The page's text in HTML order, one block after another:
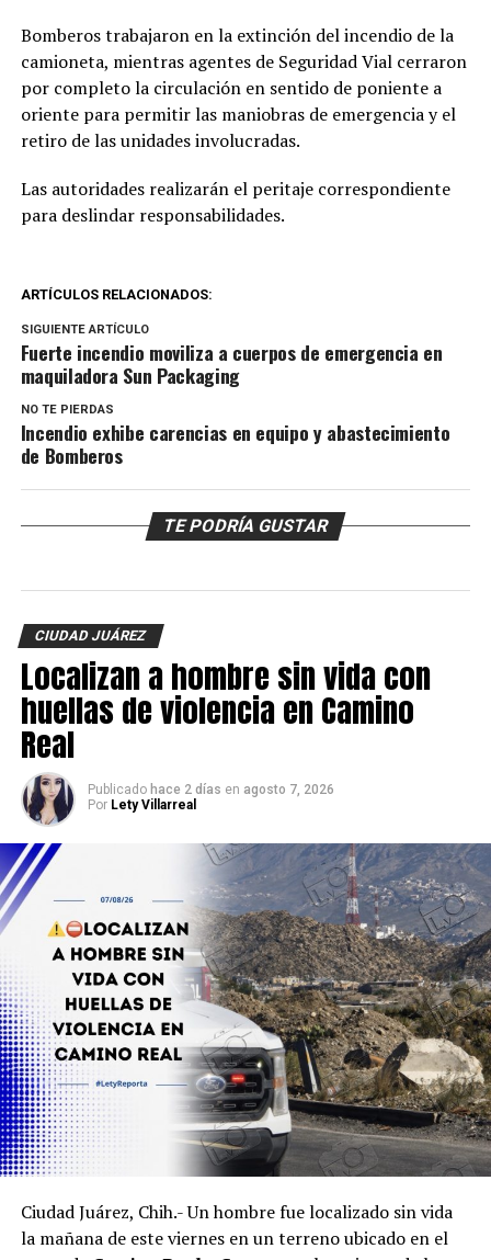
Bomberos trabajaron en la extinción del incendio de la
camioneta, mientras agentes de Seguridad Vial cerraron
por completo la circulación en sentido de poniente a
oriente para permitir las maniobras de emergencia y el
retiro de las unidades involucradas.
Las autoridades realizarán el peritaje correspondiente
para deslindar responsabilidades.
ARTÍCULOS RELACIONADOS:
SIGUIENTE ARTÍCULO
Fuerte incendio moviliza a cuerpos de emergencia en
maquiladora Sun Packaging
NO TE PIERDAS
Incendio exhibe carencias en equipo y abastecimiento
de Bomberos
TE PODRÍA GUSTAR
CIUDAD JUÁREZ
Localizan a hombre sin vida con
huellas de violencia en Camino
Real
Publicado hace 2 días en agosto 7, 2026
Por Lety Villarreal
Ciudad Juárez, Chih.- Un hombre fue localizado sin vida
la mañana de este viernes en un terreno ubicado en el